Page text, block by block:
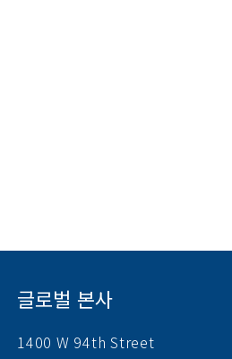
글로벌 본사
1400 W 94th Street